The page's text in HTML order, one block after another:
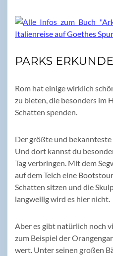
PARKS
Rom hat einige wirklich
zu bieten, die besonders im
Schatten spenden.
Der größte und bekannteste
Und dort kannst du
Tag verbringen. Mit dem
auf dem Teich eine
Schatten sitzen und die
langweilig wird es hier nicht.
Aber es gibt natürlich noch
zum Beispiel der
wert. Unter seinen großen